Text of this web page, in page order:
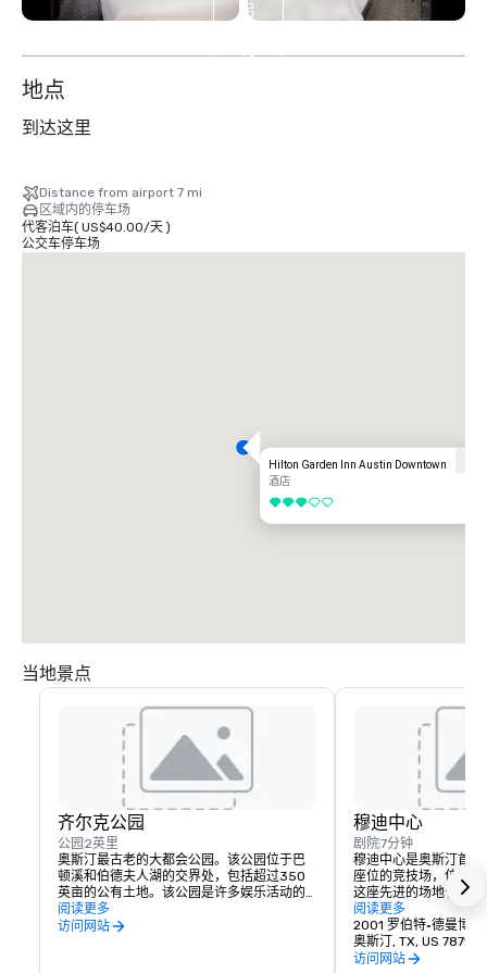
另
10
地点
到达这里
Distance from airport 7 mi
区域内的停车场
代客泊车( US$40.00/天)
公交车停车场
Hilton Garden Inn Austin Downtown
酒店
3/5
当地景点
齐尔克公园
公园 2英里
奥斯汀最古老的大都会公园。该公园位于巴
顿溪和伯德夫人湖的交界处，包括超过350
英亩的公有土地。该公园是许多娱乐活动的
中心，包括主要设施和便利设施，包括巴顿
温泉池、齐尔克植物园、奥斯汀自然与科学
阅读更多
访问网站
穆迪中心
剧院7分钟
穆迪中心是奥斯汀首
座位的竞技场，位于
这座先进的场地于
150 多场活动，包括
长角牛队篮球、喜剧
的设计、高级套房和
社交空间，它已迅速
阅读更多
2001 罗伯特·德曼博士
奥斯汀, TX, US 78712
访问网站